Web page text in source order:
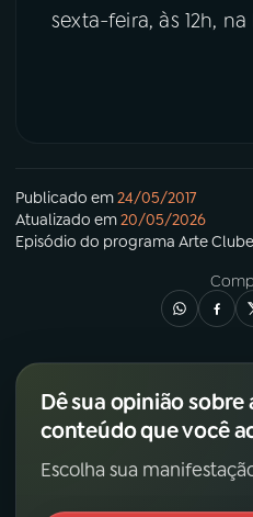
sexta-feira, às 12h, na
Publicado em24/05/2017
Atualizado em20/05/2026
Episódio do programa Arte Clube
Dê sua opinião
conteúdo que você
Escolha sua